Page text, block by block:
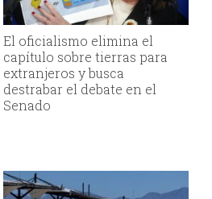
El oficialismo elimina el
capítulo sobre tierras para
extranjeros y busca
destrabar el debate en el
Senado